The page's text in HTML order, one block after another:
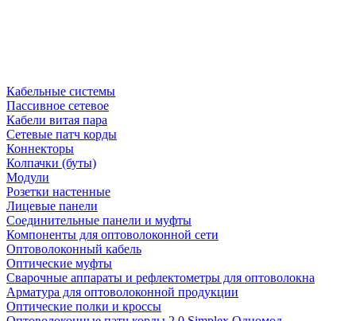
Кабельные системы
Пассивное сетевое
Кабели витая пара
Сетевые патч корды
Коннекторы
Колпачки (буты)
Модули
Розетки настенные
Лицевые панели
Соединительные панели и муфты
Компоненты для оптоволоконной сети
Оптоволоконный кабель
Оптические муфты
Сварочные аппараты и рефлектометры для оптоволокна
Арматура для оптоволоконной продукции
Оптические полки и кроссы